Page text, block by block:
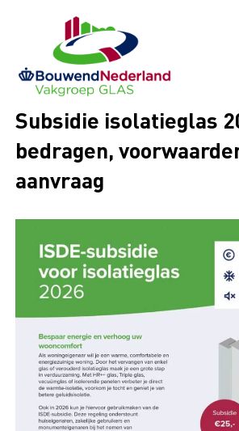
inhoud
Subsidie isolatieglas
bedragen,
aanvraag